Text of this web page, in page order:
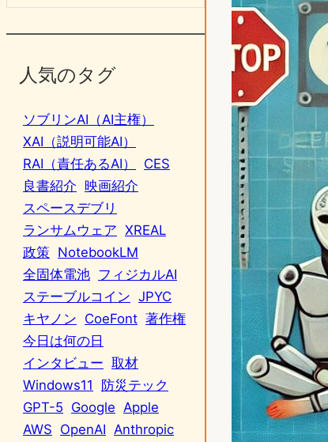
人気のタグ
ソブリンAI（AI主権）
XAI（説明可能AI）
RAI（責任あるAI）
CES
良書紹介 映画紹介
スペースデブリ
ランサムウェア XREAL
政策 NotebookLM
全固体電池 フィジカルAI
ステーブルコイン JPYC
キヤノン CoeFont 著作権
今日は何の日
インタビュー 取材
Windows11
防災テック
GPT-5 Google Apple
AWS OpenAI Anthropic